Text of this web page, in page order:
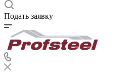
Подать заявку